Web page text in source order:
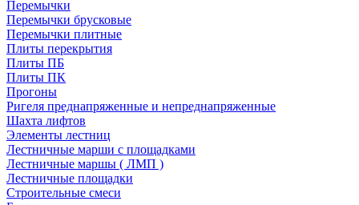
Перемычки
Перемычки брусковые
Перемычки плитные
Плиты перекрытия
Плиты ПБ
Плиты ПК
Прогоны
Ригеля преднапряженные и непреднапряженные
Шахта лифтов
Элементы лестниц
Лестничные марши с площадками
Лестничные маршы ( ЛМП )
Лестничные площадки
Строительные смеси